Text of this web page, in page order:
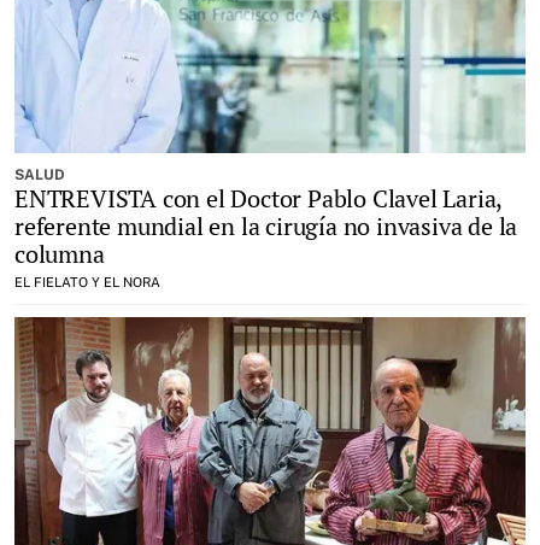
SALUD
ENTREVISTA con el Doctor Pablo Clavel Laria,
referente mundial en la cirugía no invasiva de la
columna
EL FIELATO Y EL NORA